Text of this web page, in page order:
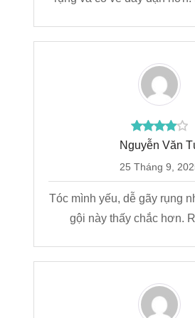
Nguyễn Văn
25 Tháng 9,
Tóc mình yếu, dễ gãy rụng
gội này thấy chắc hơn.